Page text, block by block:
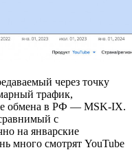
через точку
трафик,
обмена в РФ — MSK-IX.
с
на январские
много смотрят YouTube